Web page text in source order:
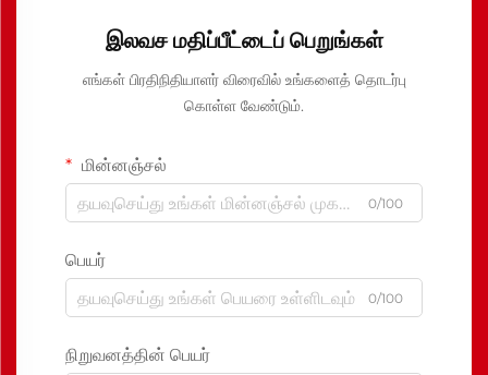
இலவச மதிப்பீட்டைப் பெறுங்கள்
எங்கள் பிரதிநிதியாளர் விரைவில் உங்களைத் தொடர்பு
கொள்ள வேண்டும்.
மின்னஞ்சல்
0/100
பெயர்
0/100
நிறுவனத்தின் பெயர்